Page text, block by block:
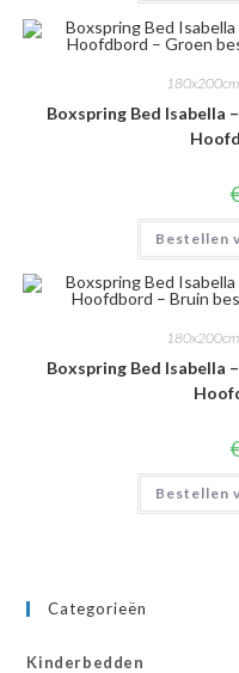
Boxspring Bed Isabella
Bestellen
Boxspring Bed Isabella
Bestellen
Categorieën
Kinderbedden